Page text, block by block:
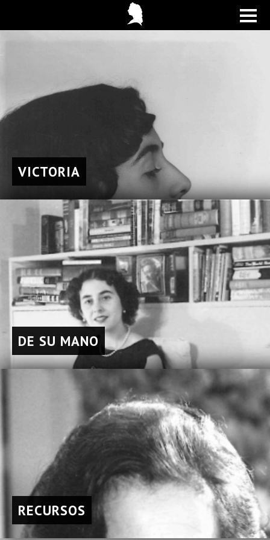
VICTORIA
DE SU MANO
RECURSOS